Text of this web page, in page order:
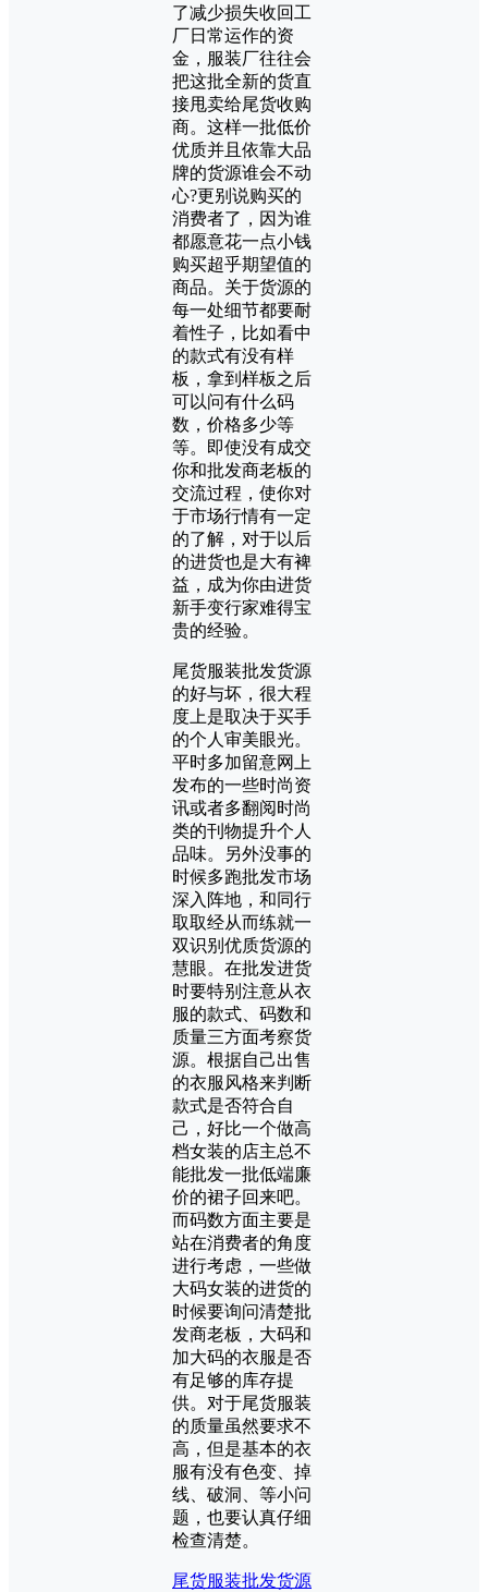
了减少损失收回工
厂日常运作的资
金，服装厂往往会
把这批全新的货直
接甩卖给尾货收购
商。这样一批低价
优质并且依靠大品
牌的货源谁会不动
心?更别说购买的
消费者了，因为谁
都愿意花一点小钱
购买超乎期望值的
商品。关于货源的
每一处细节都要耐
着性子，比如看中
的款式有没有样
板，拿到样板之后
可以问有什么码
数，价格多少等
等。即使没有成交
你和批发商老板的
交流过程，使你对
于市场行情有一定
的了解，对于以后
的进货也是大有裨
益，成为你由进货
新手变行家难得宝
贵的经验。
尾货服装批发货源
的好与坏，很大程
度上是取决于买手
的个人审美眼光。
平时多加留意网上
发布的一些时尚资
讯或者多翻阅时尚
类的刊物提升个人
品味。另外没事的
时候多跑批发市场
深入阵地，和同行
取取经从而练就一
双识别优质货源的
慧眼。在批发进货
时要特别注意从衣
服的款式、码数和
质量三方面考察货
源。根据自己出售
的衣服风格来判断
款式是否符合自
己，好比一个做高
档女装的店主总不
能批发一批低端廉
价的裙子回来吧。
而码数方面主要是
站在消费者的角度
进行考虑，一些做
大码女装的进货的
时候要询问清楚批
发商老板，大码和
加大码的衣服是否
有足够的库存提
供。对于尾货服装
的质量虽然要求不
高，但是基本的衣
服有没有色变、掉
线、破洞、等小问
题，也要认真仔细
检查清楚。
尾货服装批发货源